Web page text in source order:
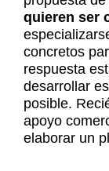
quieren ser
concretos
respuesta
desarrollar
posible.
apoyo
elaborar un